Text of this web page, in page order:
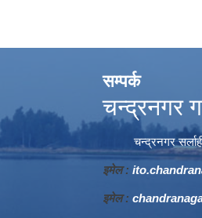
सम्पर्क
चन्द्रनगर
चन्द्रनगर
इमेल :
इमेल :